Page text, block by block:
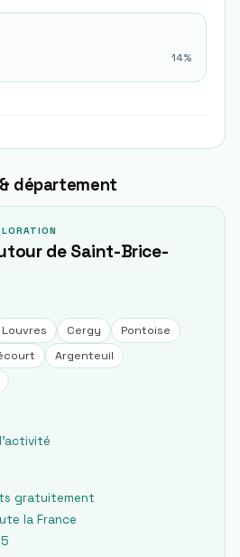
14%
département
de Saint-Brice-
Louvres Cergy
Pontoise
Argenteuil
gratuitement
la France